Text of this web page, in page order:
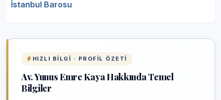
İstanbul Barosu
HIZLI BILGI · PROFIL ÖZETI
Av. Yunus Emre Kaya Hakkında Temel
Bilgiler